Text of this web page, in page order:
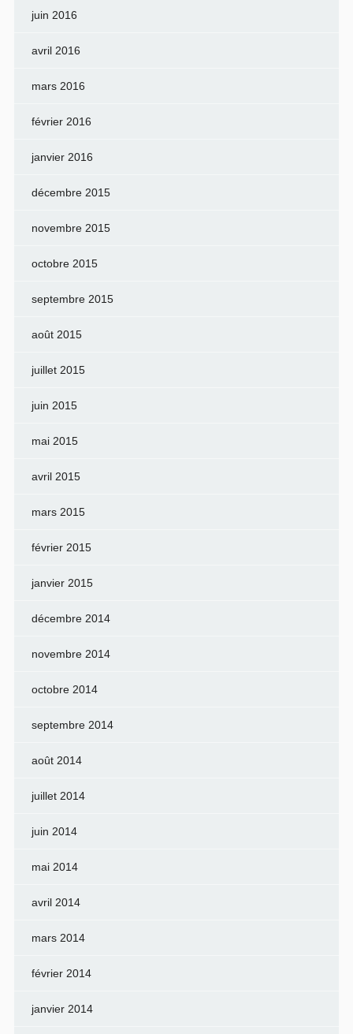
juin 2016
avril 2016
mars 2016
février 2016
janvier 2016
décembre 2015
novembre 2015
octobre 2015
septembre 2015
août 2015
juillet 2015
juin 2015
mai 2015
avril 2015
mars 2015
février 2015
janvier 2015
décembre 2014
novembre 2014
octobre 2014
septembre 2014
août 2014
juillet 2014
juin 2014
mai 2014
avril 2014
mars 2014
février 2014
janvier 2014